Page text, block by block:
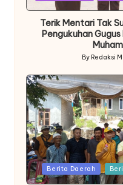
Terik Mentari Tak
Pengukuhan
Posted
by
By Redaksi
Posted
in
Berita Daerah